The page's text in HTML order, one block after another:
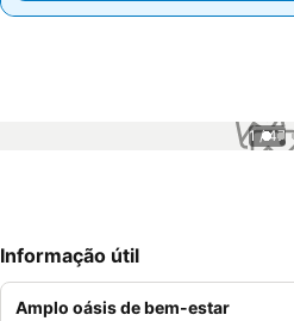
1 / 47
Informação útil
Amplo oásis de bem-estar